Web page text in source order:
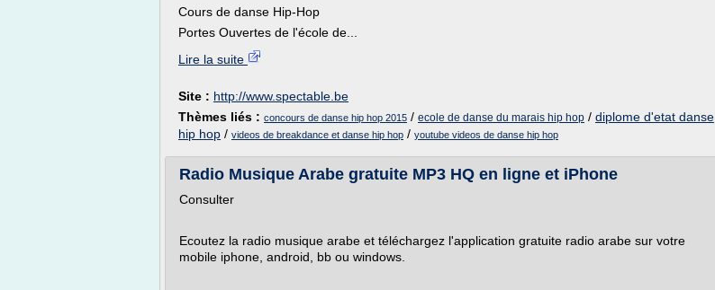
Cours de danse Hip-Hop
Portes Ouvertes de l'école de...
Lire la suite
Site : http://www.spectable.be
Thèmes liés : concours de danse hip hop 2015 / ecole de danse du marais hip hop / diplome d'etat danse
hip hop / videos de breakdance et danse hip hop / youtube videos de danse hip hop
Radio Musique Arabe gratuite MP3 HQ en ligne et iPhone
Consulter
Ecoutez la radio musique arabe et téléchargez l'application gratuite radio arabe sur votre
mobile iphone, android, bb ou windows.